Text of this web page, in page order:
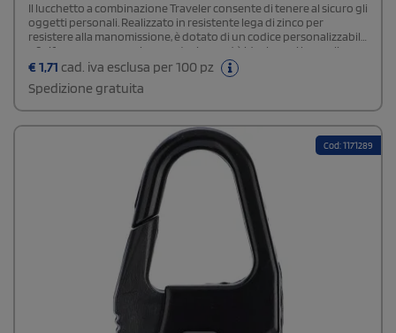
Il lucchetto a combinazione Traveler consente di tenere al sicuro gli
oggetti personali. Realizzato in resistente lega di zinco per
resistere alla manomissione, è dotato di un codice personalizzabile
a 3 cifre per una maggiore protezione ed è ideale per i bagagli a
mano, le valigie e gli zaini.
€ 1,71 cad. iva esclusa per 100 pz
Spedizione gratuita
Cod: 1171289